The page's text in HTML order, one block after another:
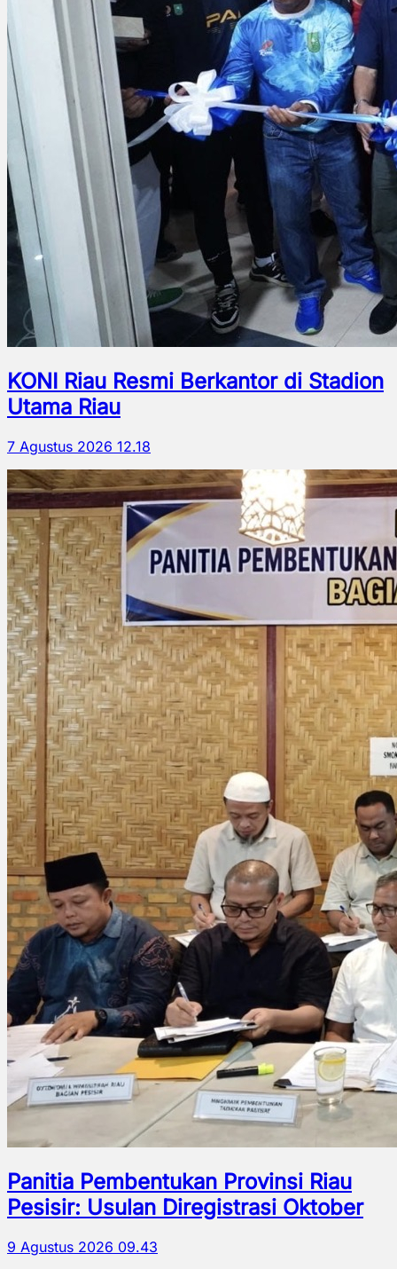
KONI Riau Resmi Berkantor di Stadion
Utama Riau
7 Agustus 2026 12.18
Panitia Pembentukan Provinsi Riau
Pesisir: Usulan Diregistrasi Oktober
9 Agustus 2026 09.43